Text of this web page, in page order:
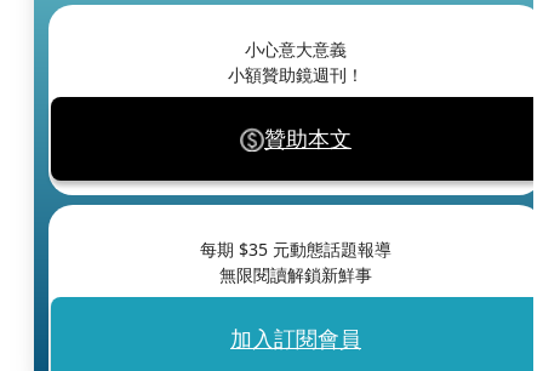
小心意大意義
小額贊助鏡週刊！
贊助本文
每期 $35 元動態話題報導
無限閱讀解鎖新鮮事
加入訂閱會員